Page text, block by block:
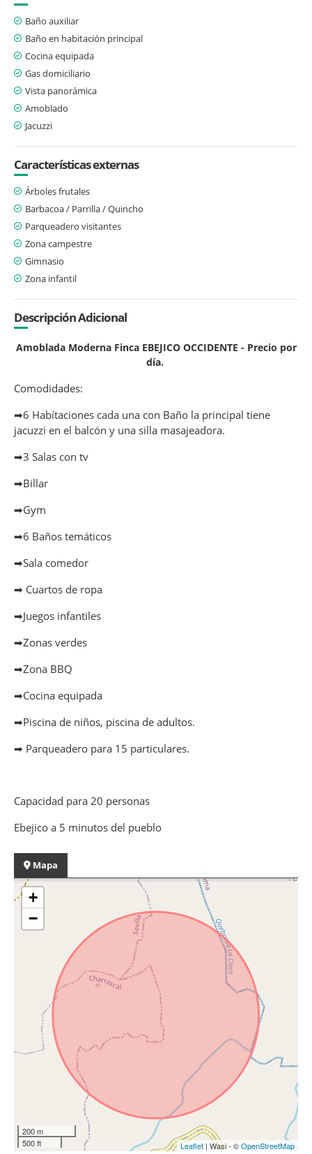
Baño auxiliar
Baño en habitación principal
Cocina equipada
Gas domiciliario
Vista panorámica
Amoblado
Jacuzzi
Características externas
Árboles frutales
Barbacoa / Parrilla / Quincho
Parqueadero visitantes
Zona campestre
Gimnasio
Zona infantil
Descripción Adicional
Amoblada Moderna Finca EBEJICO OCCIDENTE - Precio por
día.
Comodidades:
➡6 Habítaciones cada una con Baño la principal tiene
jacuzzi en el balcón y una silla masajeadora.
➡3 Salas con tv
➡Billar
➡Gym
➡6 Baños temáticos
➡Sala comedor
➡ Cuartos de ropa
➡Juegos infantiles
➡Zonas verdes
➡Zona BBQ
➡Cocina equipada
➡Piscina de niños, piscina de adultos.
➡ Parqueadero para 15 particulares.
Capacidad para 20 personas
Ebejico a 5 minutos del pueblo
Mapa
+
−
200 m
500 ft
Leaflet | Wasi - ©OpenStreetMap